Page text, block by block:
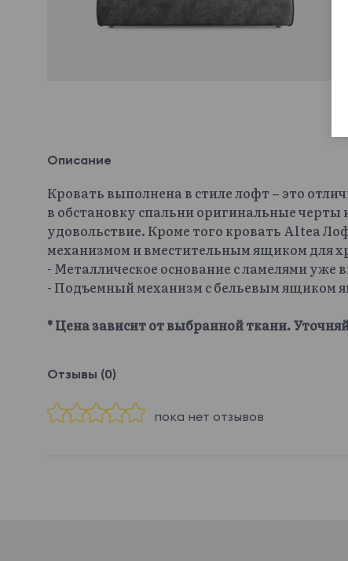
Описание
Кровать выполнена в стиле лофт – это
в обстановку спальни оригинальные черты
удовольствие. Кроме того кровать Altea
механизмом и вместительным ящиком для
- Металлическое основание с ламелями
- Подъемный механизм с бельевым ящиком
* Цена зависит от выбранной ткани.
Отзывы (0)
пока нет отзывов